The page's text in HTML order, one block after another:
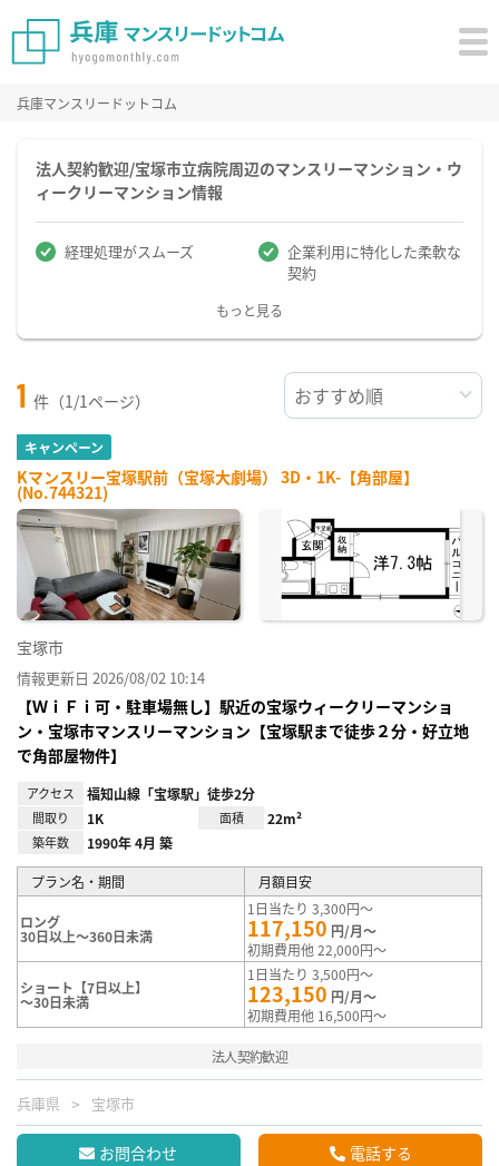
兵庫マンスリードットコム
法人契約歓迎/宝塚市立病院周辺のマンスリーマンション・ウ
ィークリーマンション情報
経理処理がスムーズ
企業利用に特化した柔軟な
契約
もっと見る
1 件（1/1ページ）
キャンペーン
Kマンスリー宝塚駅前（宝塚大劇場） 3D・1K-【角部屋】
(No.744321)
宝塚市
情報更新日 2026/08/02 10:14
【ＷｉＦｉ可・駐車場無し】駅近の宝塚ウィークリーマンショ
ン・宝塚市マンスリーマンション【宝塚駅まで徒歩２分・好立地
で角部屋物件】
アクセス 福知山線「宝塚駅」徒歩2分
間取り 1K 面積 22m²
築年数 1990年 4月 築
プラン名・期間 月額目安
ロング
30日以上～360日未満
1日当たり 3,300円～
117,150 円/月～
初期費用他 22,000円～
ショート【7日以上】
～30日未満
1日当たり 3,500円～
123,150 円/月～
初期費用他 16,500円～
法人契約歓迎
兵庫県 宝塚市
お問合わせ 電話する